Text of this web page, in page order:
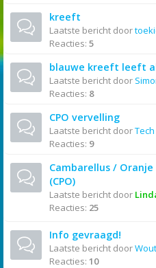
kreeft
Laatste bericht door
Reacties: 5
blauwe kreeft leeft
Laatste bericht door
Reacties: 8
CPO vervelling
Laatste bericht doorTech
Reacties: 9
Cambarellus /
(CPO)
Laatste bericht door
Reacties: 25
Info gevraagd!
Laatste bericht doorWout
Reacties: 10